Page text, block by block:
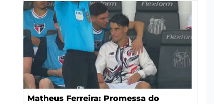
Matheus Ferreira: Promessa do